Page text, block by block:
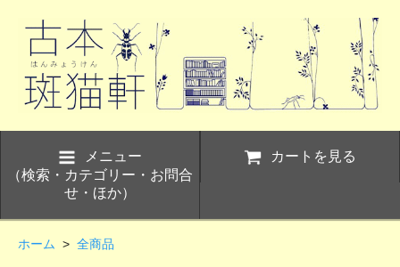
メニュー
（検索・カテゴリー・お問合
せ・ほか）
カートを見る
ホーム > 全商品